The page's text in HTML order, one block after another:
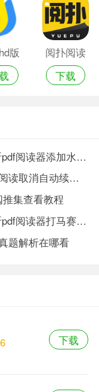
版
阅扑阅读
app最新版
下载
福昕pdf阅读器怎么添加水印 福昕pdf阅读器添加水印方法
点众阅读怎么取消自动续费 点众阅读取消自动续费方法
集查看教程
福昕pdf阅读器怎么打马赛克 福昕pdf阅读器打马赛克方法
题解析在哪看
下载